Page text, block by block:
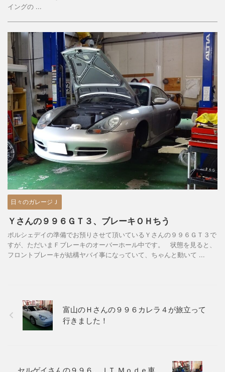
イングの ...
日々のガレージＪ
Ｙさんの９９６ＧＴ３、ブレーキＯＨちう
ポルシェデイの準備でお預りさせて頂いているＹさんの９９６ＧＴ３で
すが、ただいまＦブレーキのオーバーホール中です。 状態を見ると、
フロントブレーキが結構ヤバイ事になっていて、ちゃんと動いて ...
富山のＨさんの９９６カレラ４が旅立って
行きました！
セルゲイさんの９９６、ＪＴ Ｍｏｄｅ車